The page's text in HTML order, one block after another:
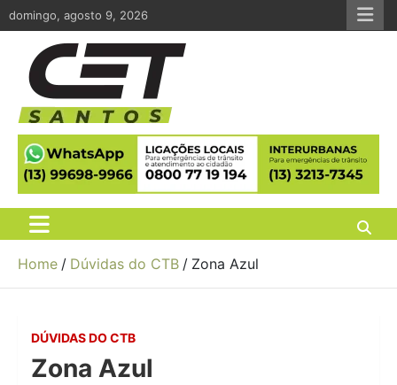
Skip
to
content
domingo, agosto 9, 2026
CET Santos
Companhia de Engenharia de Tráfego de Santos
Home Dúvidas do CTB Zona Azul
DÚVIDAS DO CTB
Zona Azul